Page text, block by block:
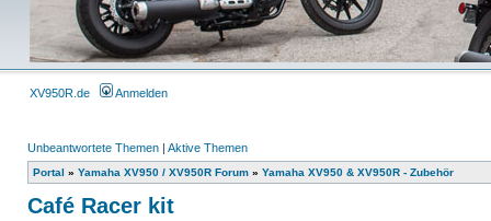
XV950R.de Anmelden
Unbeantwortete Themen | Aktive Themen
Portal » Yamaha XV950 / XV950R Forum » Yamaha XV950 & XV950R - Zubehör
Café Racer kit